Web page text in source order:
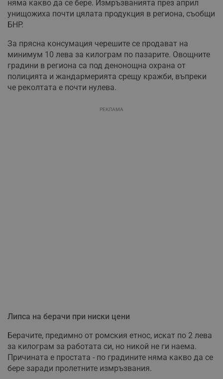
няма какво да се бере. Измръзванията през април
унищожиха почти цялата продукция в региона, съобщи
БНР.
За прясна консумация черешите се продават на
минимум 10 лева за килограм по пазарите. Овощните
градини в региона са под денонощна охрана от
полицията и жандармерията срещу кражби, въпреки
че реколтата е почти нулева.
РЕКЛАМА
Липса на берачи при ниски цени
Берачите, предимно от ромския етнос, искат по 2 лева
за килограм за работата си, но никой не ги наема.
Причината е простата - по градините няма какво да се
бере заради пролетните измръзвания.